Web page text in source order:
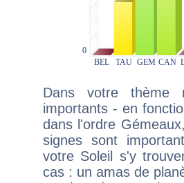
Dans votre thème
importants - en
dans l'ordre
signes sont
votre Soleil s'y
cas : un amas de